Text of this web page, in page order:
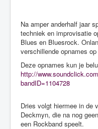
Na amper anderhalf jaar
techniek en improvisatie
Blues en Bluesrock.
verschillende opnames
Deze opnames kun je
http://
bandID=1104728
Dries volgt hiermee in de
Deckmyn, die na nog
een Rockband speelt.